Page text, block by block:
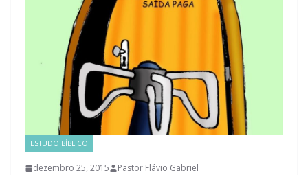
ESTUDO BÍBLICO
dezembro 25, 2015 Pastor Flávio Gabriel